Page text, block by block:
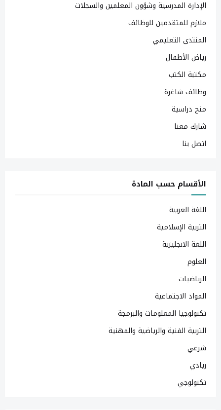
الإدارة المدرسية وشؤون المعلمين والسجلات
ملازم للمتقدمين للوظائف
المنتدى التعليمي
رياض الأطفال
مكتبة الكتب
وظائف شاغرة
منح دراسية
شارك معنا
اتصل بنا
الأقسام حسب المادة
اللغة العربية
التربية الإسلامية
اللغة الانجليزية
العلوم
الرياضيات
المواد الاجتماعية
تكنولوجيا المعلومات والبرمجة
التربية الفنية والرياضية والمهنية
شرعي
ريادي
تكنولوجي